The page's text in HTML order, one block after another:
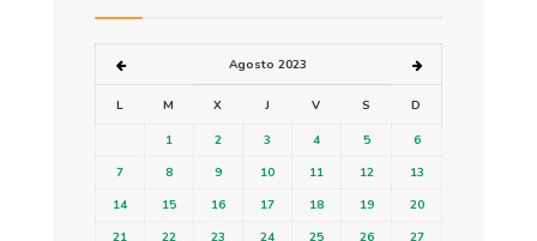
Agosto 2023
L M X J V S D
1 2 3 4 5
6
7
8 9 10 11 12
13
14
15 16 17 18 19
20
21
22 23 24 25 26
27